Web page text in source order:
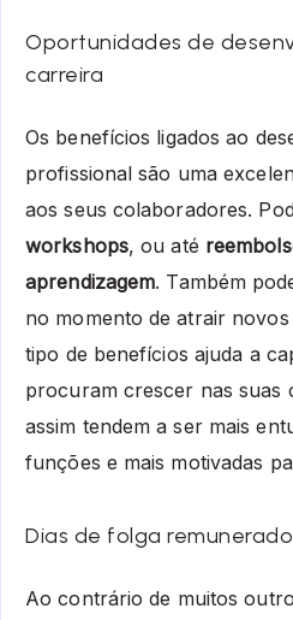
Oportunidades de
carreira
Os benefícios ligados ao
profissional são uma
aos seus colaboradores.
workshops, ou até
aprendizagem. Também
no momento de atrair
tipo de benefícios ajuda a
procuram crescer nas suas
assim tendem a ser mais
funções e mais motivadas
Dias de folga
Ao contrário de muitos